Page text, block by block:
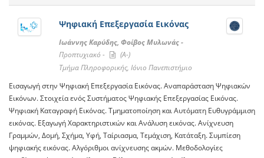
Ψηφιακή Επεξεργασία Εικόνας
Ιωάννης Καρύδης, Φοίβος Μυλωνάς -
Προπτυχιακό -
(A-)
Τμήμα Πληροφορικής, Ιόνιο Πανεπιστήμιο
Εισαγωγή στην Ψηφιακή Επεξεργασία Εικόνας. Αναπαράσταση Ψηφιακών
Εικόνων. Στοιχεία ενός Συστήματος Ψηφιακής Επεξεργασίας Εικόνας.
Ψηφιακή Καταγραφή Εικόνας. Τμηματοποίηση και Αυτόματη Ευθυγράμμιση
εικόνας. Εξαγωγή Χαρακτηριστικών και Ανάλυση εικόνας. Ανίχνευση
Γραμμών, Δομή, Σχήμα, Υφή, Ταίριασμα, Τεμάχιση, Κατάταξη. Συμπίεση
ψηφιακής εικόνας. Αλγόριθμοι ανίχνευσης ακμών. Μεθοδολογίες